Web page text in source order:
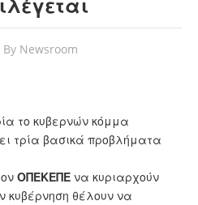
By Newsroom
το κυβερνών κόμμα
τρία βασικά προβλήματα
ΟΠΕΚΕΠΕ να κυριαρχούν
κυβέρνηση θέλουν να